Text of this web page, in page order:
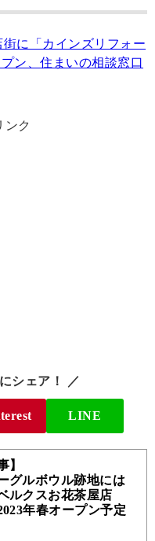
に「カインズリフォー
ン、住まいの相談窓口
ンク
シェア！ ／
LINE
】
グルボウル跡地には
ルクスお花茶屋店
年春オープン予定